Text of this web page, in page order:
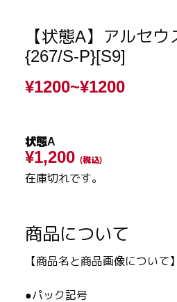
【状態A】アルセウ
{267/S-P}[S9]
¥1200~¥1200
状態A
¥1,200 (税込)
在庫切れです。
商品について
【商品名と商品画像について】
●パック記号